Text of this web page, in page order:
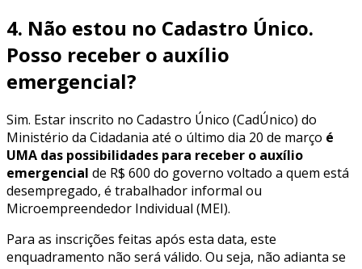
4. Não estou no Cadastro Único.
Posso receber o auxílio
emergencial?
Sim. Estar inscrito no Cadastro Único (CadÚnico) do
Ministério da Cidadania até o último dia 20 de março é
UMA das possibilidades para receber o auxílio
emergencial de R$ 600 do governo voltado a quem está
desempregado, é trabalhador informal ou
Microempreendedor Individual (MEI).
Para as inscrições feitas após esta data, este
enquadramento não será válido. Ou seja, não adianta se